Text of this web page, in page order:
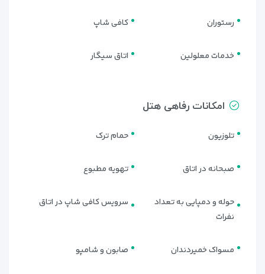
رستوران کافی شاپ
خدمات معلولین اتاق سیگار
امکانات رفاهی هتل
تلوزیون حمام ترک
صبحانه در اتاق تهویه مطبوع
حوله و دمپایی به تعداد
نفرات
سرویس کافی شاپ در اتاق
مسواک خمیردندان صابون و شامپو